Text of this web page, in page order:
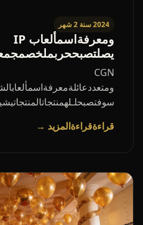
2024 سنة 2 شهر
ومعرفةاسمألعاب IP
CGN
قراءةقراءةالمزيد →